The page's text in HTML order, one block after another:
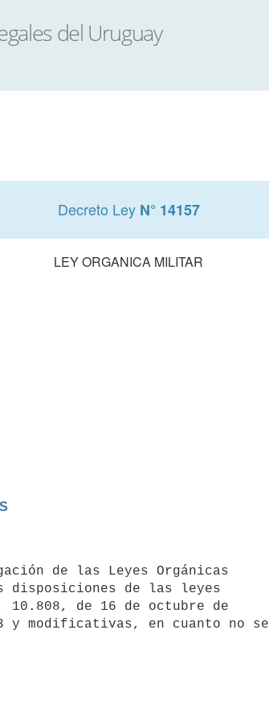
Decreto Ley N° 14157
LEY ORGANICA MILITAR
disposiciones de las leyes
10.808, de 16 de octubre de
y modificativas, en cuanto no se